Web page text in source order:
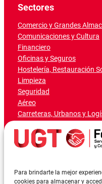
Para brindarte la mejor
cookies para almacenar y
Sectores
Comercio y Grandes
Comunicaciones y Cultura
Financiero
Oficinas y Seguros
Hostelería, Restauración
Limpieza
Seguridad
Aéreo
Carreteras, Urbanos y
Marítimo-Portuario